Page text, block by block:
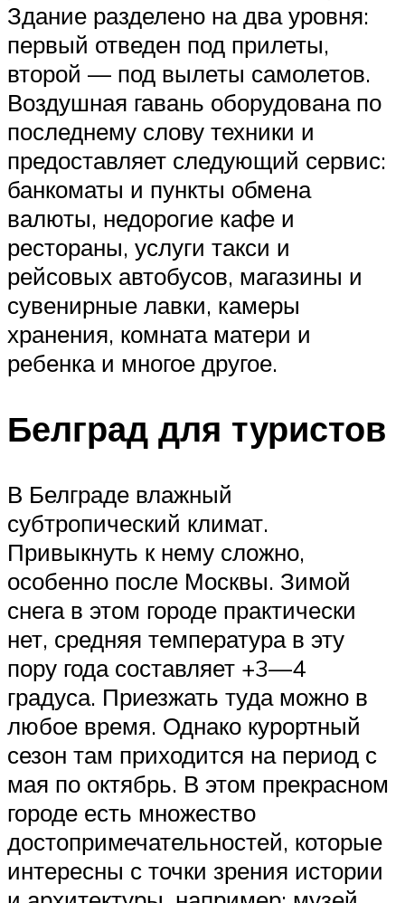
Здание разделено на два уровня:
первый отведен под прилеты,
второй — под вылеты самолетов.
Воздушная гавань оборудована по
последнему слову техники и
предоставляет следующий сервис:
банкоматы и пункты обмена
валюты, недорогие кафе и
рестораны, услуги такси и
рейсовых автобусов, магазины и
сувенирные лавки, камеры
хранения, комната матери и
ребенка и многое другое.
Белград для туристов
В Белграде влажный
субтропический климат.
Привыкнуть к нему сложно,
особенно после Москвы. Зимой
снега в этом городе практически
нет, средняя температура в эту
пору года составляет +3—4
градуса. Приезжать туда можно в
любое время. Однако курортный
сезон там приходится на период с
мая по октябрь. В этом прекрасном
городе есть множество
достопримечательностей, которые
интересны с точки зрения истории